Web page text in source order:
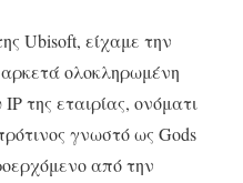
Ubisoft, είχαμε την
ολοκληρωμένη
της εταιρίας, ονόματι
γνωστό ως Gods
από την